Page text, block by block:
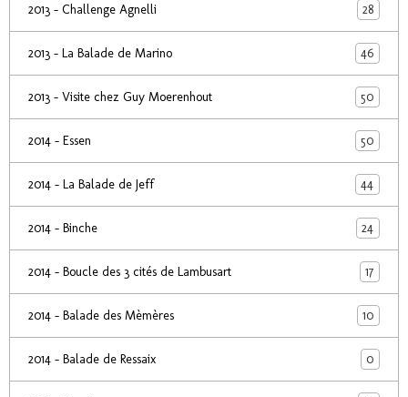
2013 - Challenge Agnelli 28
2013 - La Balade de Marino 46
2013 - Visite chez Guy Moerenhout 50
2014 - Essen 50
2014 - La Balade de Jeff 44
2014 - Binche 24
2014 - Boucle des 3 cités de Lambusart 17
2014 - Balade des Mèmères 10
2014 - Balade de Ressaix 0